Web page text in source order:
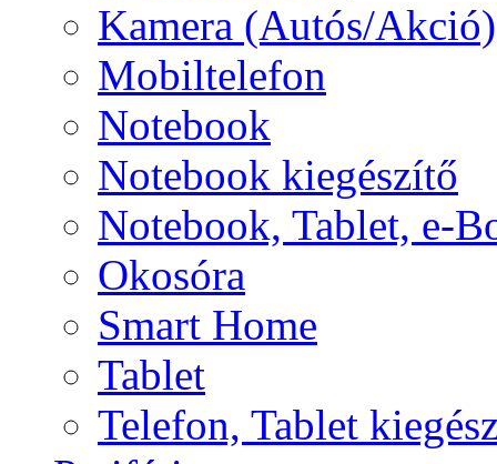
Kamera (Autós/Akció)
Mobiltelefon
Notebook
Notebook kiegészítő
Notebook, Tablet, e-
Okosóra
Smart Home
Tablet
Telefon, Tablet